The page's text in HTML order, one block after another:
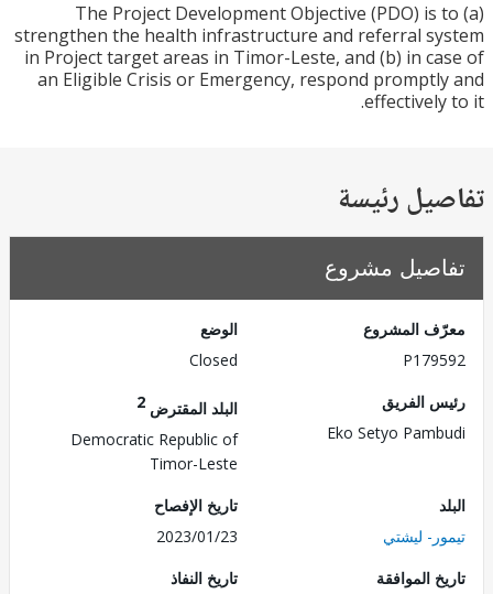
The Project Development Objective (PDO)
strengthen the health infrastructure and referral
in Project target areas in Timor-Leste, and (b) in
an Eligible Crisis or Emergency, respond
رئيسة
مشروع
المشروع
الفريق
Eko Setyo
البلد المقترض
Democratic Republic of
Timor-Leste
ليشتي
تاريخ الإفصاح
2023/01/23
الموافقة
تاريخ النفاذ